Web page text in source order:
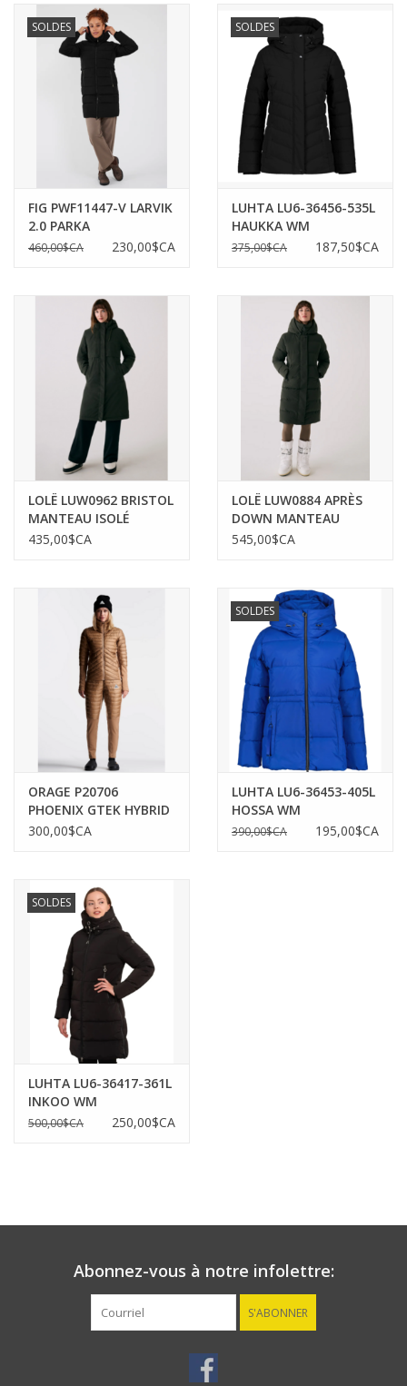
SOLDES
FIG PWF11447-V LARVIK
2.0 PARKA
460,00$CA 230,00$CA
SOLDES
LUHTA LU6-36456-535L
HAUKKA WM
DOWNLOOK JACKET
375,00$CA 187,50$CA
LOLË LUW0962 BRISTOL
MANTEAU ISOLÉ
435,00$CA
LOLË LUW0884 APRÈS
DOWN MANTEAU
HIVER
545,00$CA
ORAGE P20706
PHOENIX GTEK HYBRID
JACKET
300,00$CA
SOLDES
LUHTA LU6-36453-405L
HOSSA WM
DOWNLOOK JACKET
390,00$CA 195,00$CA
SOLDES
LUHTA LU6-36417-361L
INKOO WM
DOWNLOOK COAT
500,00$CA 250,00$CA
Abonnez-vous à notre infolettre:
S'ABONNER